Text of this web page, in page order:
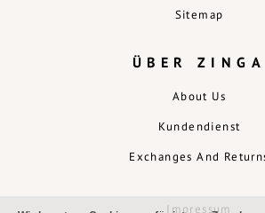
ÜBER ZINGA
About Us
Kundendienst
Exchanges And
Impressum
Sitemap